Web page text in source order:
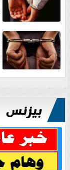
بيزنس